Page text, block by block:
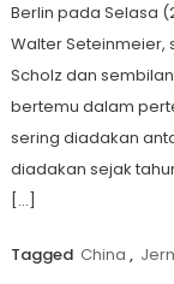
Berlin pada Selasa
Walter Seteinmeier,
Scholz dan
bertemu dalam
sering diadakan
diadakan sejak
[…]
Tagged China ,